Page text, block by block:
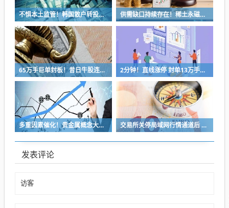
不惧本土监管！韩国散户转投美国高倍杠杆ETF 分析师：更大风险酝酿中 供需缺口持续存在！稀土永磁表现强势 2026高增长个股来了
65万手巨单封板！昔日牛股连续2日跌停！发生了什么？ 2分钟！直线涨停 封单13万手！6G赛道集体拉升
多重因素催化！贵金属概念大涨 高盛重申坚定看多 交易所关停局域网行情通道后 市场最关注这六个变化带来的影响
发表评论